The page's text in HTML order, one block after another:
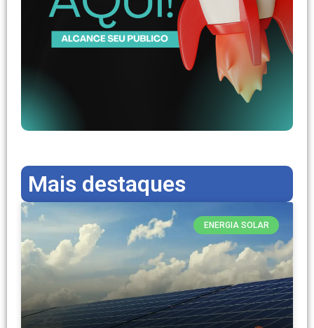
Mais destaques
ENERGIA SOLAR